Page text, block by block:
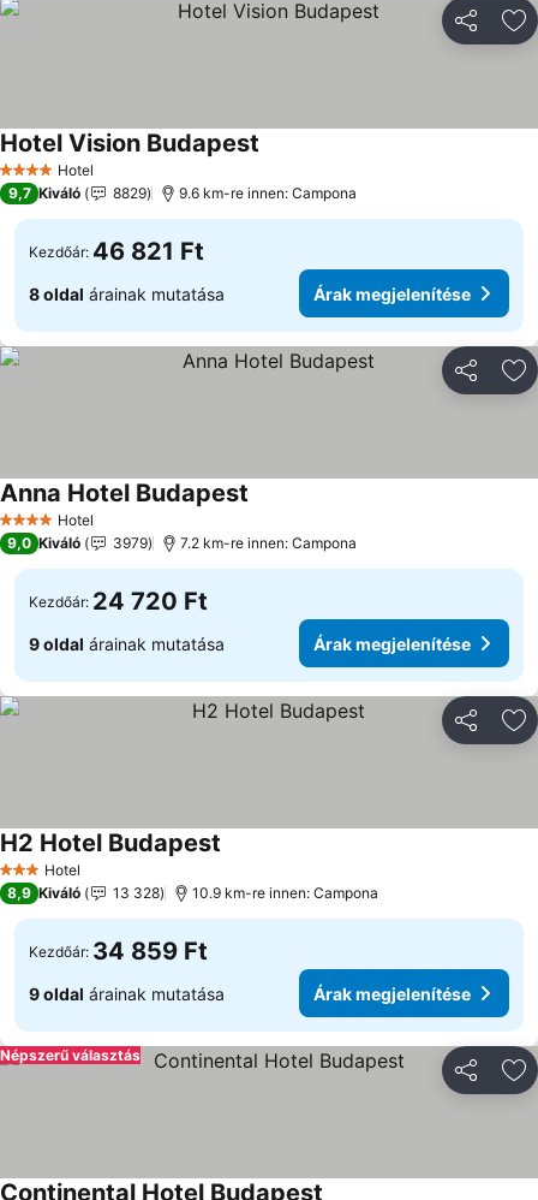
4 KategóriaHotel
Hotel Vision Budapest
9,7 Kiváló 8829 9.6 km-re innen: Campona
Kezdőár: 46 821 Ft
8 oldal árainak mutatása Árak megjelenítése
4 KategóriaHotel
Anna Hotel Budapest
9,0 Kiváló 3979 7.2 km-re innen: Campona
Kezdőár: 24 720 Ft
9 oldal árainak mutatása Árak megjelenítése
3 Kategória
Hotel
H2 Hotel Budapest
8,9 Kiváló 13 328 10.9 km-re innen: Campona
Kezdőár: 34 859 Ft
9 oldal árainak mutatása Árak megjelenítése
Népszerű választás
Continental Hotel Budapest